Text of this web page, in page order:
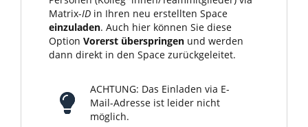
Matrix-ID in Ihren neu erstellten Space
einzuladen. Auch hier können Sie diese
Option Vorerst überspringen und werden
dann direkt in den Space zurückgeleitet.
ACHTUNG: Das Einladen via E-
Mail-Adresse ist leider nicht
möglich.